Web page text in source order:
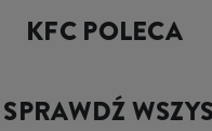
KFC POLECA
SPRAWDŹ